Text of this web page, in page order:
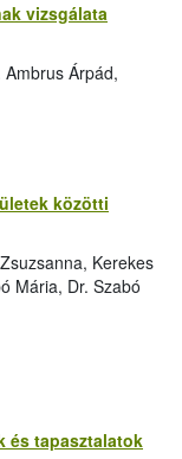
vizsgálata
Árpád,
közötti
Kerekes
Mária, Dr. Szabó
és tapasztalatok